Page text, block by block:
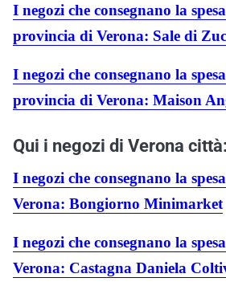
I negozi che consegnano la
provincia di Verona: Sale di
I negozi che consegnano la
provincia di Verona: Maison
Qui i negozi di Verona città:
I negozi che consegnano la
Verona: Bongiorno Minimarket
I negozi che consegnano la
Verona: Castagna Daniela